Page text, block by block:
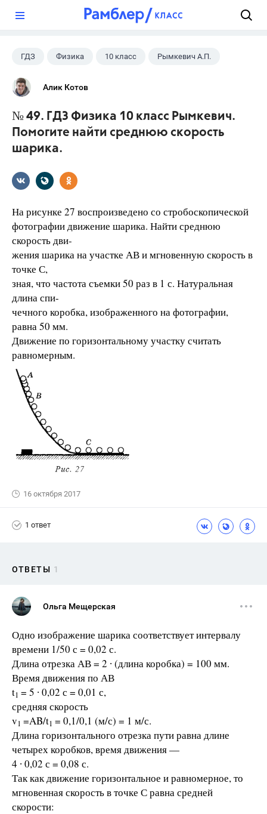
ГДЗ Физика 10 класс Рымкевич А.П.
Алик Котов
№ 49. ГДЗ Физика 10 класс Рымкевич.
Помогите найти среднюю скорость
шарика.
На рисунке 27 воспроизведено со стробоскопической
фотографии движение шарика. Найти среднюю
скорость дви-
жения шарика на участке АВ и мгновенную скорость в
точке С,
зная, что частота съемки 50 раз в 1 с. Натуральная
длина спи-
чечного коробка, изображенного на фотографии,
равна 50 мм.
Движение по горизонтальному участку считать
равномерным.
16 октября 2017
1 ответ
ОТВЕТЫ 1
Ольга Мещерская
Одно изображение шарика соответствует интервалу
времени 1/50 с = 0,02 с.
Длина отрезка АВ = 2 ∙ (длина коробка) = 100 мм.
Время движения по АВ
t1 = 5 ∙ 0,02 с = 0,01 с,
средняя скорость
v1 =AB/t1 = 0,1/0,1 (м/с) = 1 м/с.
Длина горизонтального отрезка пути равна длине
четырех коробков, время движения —
4 ∙ 0,02 с = 0,08 с.
Так как движение горизонтальное и равномерное, то
мгновенная скорость в точке С равна средней
скорости: